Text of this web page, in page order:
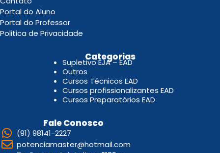
Portal do Aluno
Portal do Professor
Politica de Privacidade
Categorias
Supletivo EJA – EAD
Outros
Cursos Técnicos EAD
Cursos profissionalizantes EAD
Cursos Preparatórios EAD
Fale Conosco
(91) 98141-2227
potenciamaster@hotmail.com